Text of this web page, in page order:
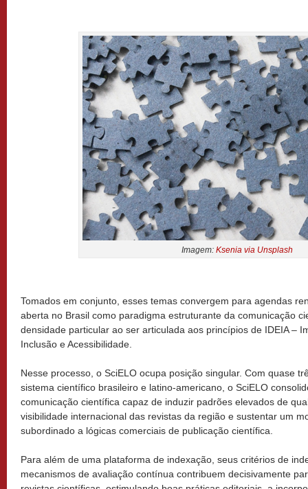
Imagem: Ksenia via Unsplash
Tomados em conjunto, esses temas convergem para agendas
aberta no Brasil como paradigma estruturante da comunicação
densidade particular ao ser articulada aos princípios de IDEIA –
Inclusão e Acessibilidade.
Nesse processo, o SciELO ocupa posição singular. Com quase
sistema científico brasileiro e latino-americano, o SciELO
comunicação científica capaz de induzir padrões elevados de
visibilidade internacional das revistas da região e sustentar um
subordinado a lógicas comerciais de publicação científica.
Para além de uma plataforma de indexação, seus critérios de
mecanismos de avaliação contínua contribuem decisivamente